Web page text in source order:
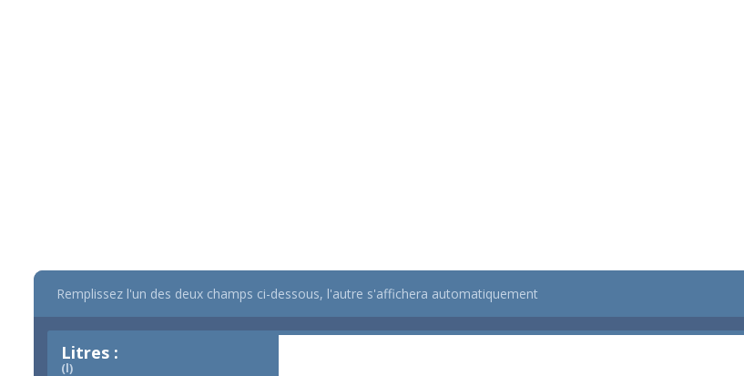
Remplissez l'un des deux champs ci-dessous, l'autre s'affichera automatiquement
Litres :
(l)